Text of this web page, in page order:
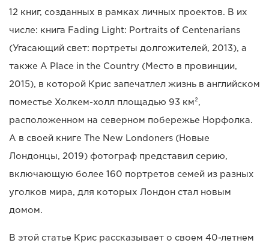
12 книг, созданных в рамках личных проектов. В их
числе: книга Fading Light: Portraits of Centenarians
(Угасающий свет: портреты долгожителей, 2013), а
также A Place in the Country (Место в провинции,
2015), в которой Крис запечатлел жизнь в английском
поместье Холкем-холл площадью 93 км²,
расположенном на северном побережье Норфолка.
А в своей книге The New Londoners (Новые
Лондонцы, 2019) фотограф представил серию,
включающую более 160 портретов семей из разных
уголков мира, для которых Лондон стал новым
домом.
В этой статье Крис рассказывает о своем 40-летнем